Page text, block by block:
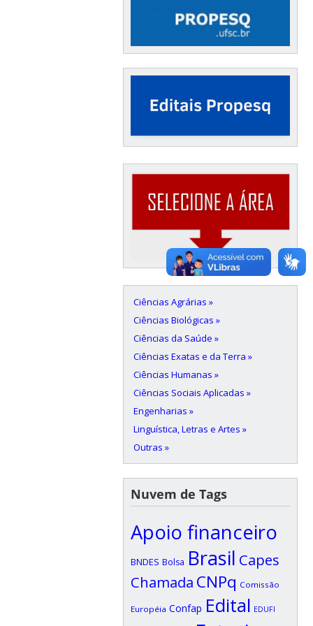
Ciências Agrárias »
Ciências Biológicas »
Ciências da Saúde »
Ciências Exatas e da Terra »
Ciências Humanas »
Ciências Sociais Aplicadas »
Engenharias »
Linguística, Letras e Artes »
Outras »
Nuvem de Tags
Apoio financeiro
BNDES Bolsa Brasil Capes
Chamada CNPq Comissão
Européia Confap Edital EDUFI